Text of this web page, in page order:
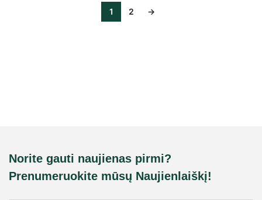
1 2 →
Norite gauti naujienas pirmi?
Prenumeruokite mūsų Naujienlaiškį!